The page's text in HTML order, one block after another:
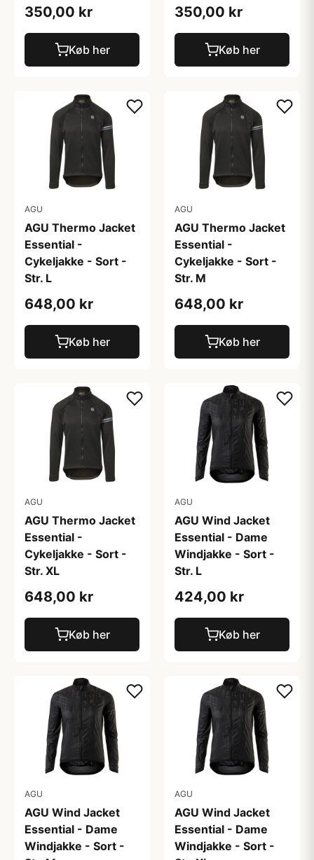
350,00 kr
Køb her
350,00 kr
Køb her
AGU
AGU Thermo Jacket
Essential -
Cykeljakke - Sort -
Str. L
648,00 kr
Køb her
AGU
AGU Thermo Jacket
Essential -
Cykeljakke - Sort -
Str. M
648,00 kr
Køb her
AGU
AGU Thermo Jacket
Essential -
Cykeljakke - Sort -
Str. XL
648,00 kr
Køb her
AGU
AGU Wind Jacket
Essential - Dame
Windjakke - Sort -
Str. L
424,00 kr
Køb her
AGU
AGU Wind Jacket
Essential - Dame
Windjakke - Sort -
AGU
AGU Wind Jacket
Essential - Dame
Windjakke - Sort -